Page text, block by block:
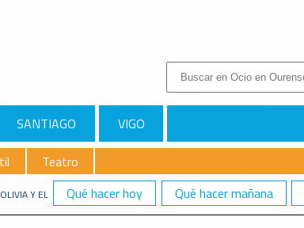
Buscar:
SANTIAGO VIGO
Teatro
Qué hacer hoy
Qué hacer mañana
Y EL TERREMOTO INVISIBLE”